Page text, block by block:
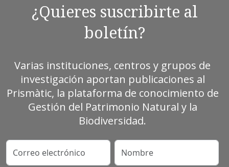
¿Quieres suscribirte al
boletín?
Varias instituciones, centros y grupos de
investigación aportan publicaciones al
Prismàtic, la plataforma de conocimiento de
Gestión del Patrimonio Natural y la
Biodiversidad.
Correo electrónico Nombre